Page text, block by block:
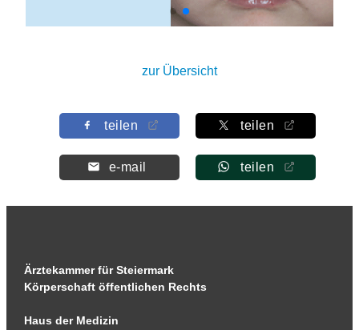
zur Übersicht
teilen teilen
e-mail teilen
Ärztekammer für Steiermark
Körperschaft öffentlichen Rechts
Haus der Medizin